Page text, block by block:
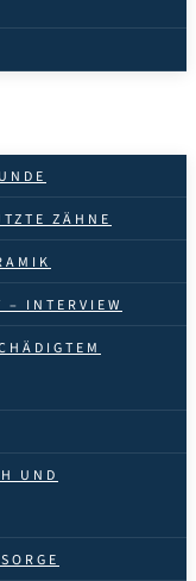
ZÄHNE
– INTERVIEW
UND